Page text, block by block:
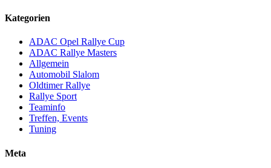
Kategorien
ADAC Opel Rallye Cup
ADAC Rallye Masters
Allgemein
Automobil Slalom
Oldtimer Rallye
Rallye Sport
Teaminfo
Treffen, Events
Tuning
Meta